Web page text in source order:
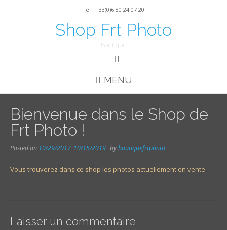
Tel : +33(0)6 80 24 07 20
Shop Frt Photo
Boutique
MENU
Bienvenue dans le Shop de
Frt Photo !
Posted on 10/29/2017 10/15/2019 byboutiquefrtphoto
Vous trouverez dans ce shop les photos actuellement en vente
Laisser un commentaire